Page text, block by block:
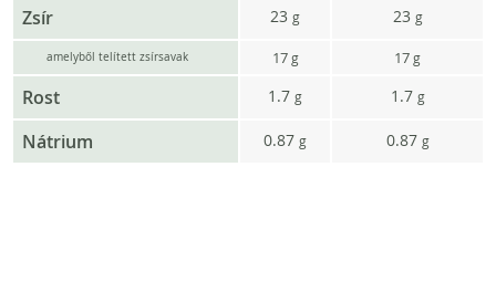
Zsír 23 g 23 g
amelyből telített zsírsavak 17g 17g
Rost 1.7 g 1.7 g
Nátrium 0.87 g 0.87 g